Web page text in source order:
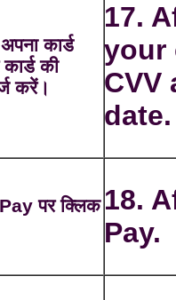
कार्ड
की
करें।
17.
your
CVV
date.
पर क्लिक 18.
Pay.